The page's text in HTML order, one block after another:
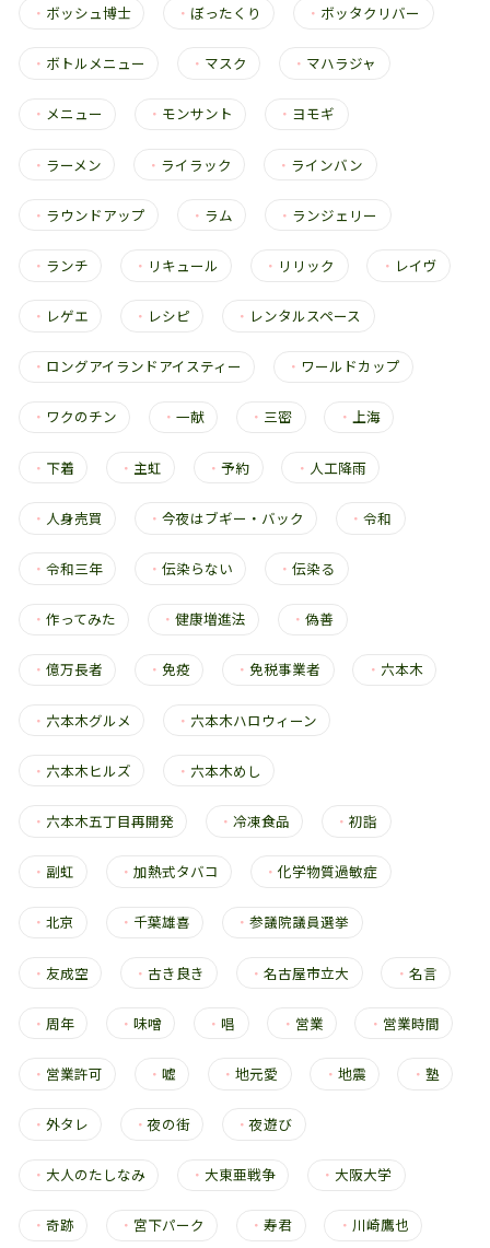
・ ボッシュ博士 ・ ぼったくり ・ ボッタクリバー
・ ボトルメニュー ・ マスク ・ マハラジャ
・ メニュー ・ モンサント ・ ヨモギ
・ ラーメン ・ ライラック ・ ラインバン
・ ラウンドアップ ・ ラム ・ ランジェリー
・ ランチ ・ リキュール ・ リリック ・ レイヴ
・ レゲエ ・ レシピ ・ レンタルスペース
・ ロングアイランドアイスティー ・ ワールドカップ
・ ワクのチン ・一献 ・ 三密 ・ 上海
・ 下着 ・ 主虹 ・予約 ・ 人工降雨
・ 人身売買 ・今夜はブギー・バック ・令和
・ 令和三年 ・伝染らない ・伝染る
・ 作ってみた ・健康増進法 ・偽善
・ 億万長者 ・免疫 ・免税事業者 ・ 六本木
・ 六本木グルメ ・ 六本木ハロウィーン
・ 六本木ヒルズ ・ 六本木めし
・ 六本木五丁目再開発 ・冷凍食品 ・初詣
・ 副虹 ・加熱式タバコ ・化学物質過敏症
・ 北京 ・千葉雄喜 ・参議院議員選挙
・ 友成空 ・古き良き ・名古屋市立大 ・ 名言
・ 周年 ・味噌 ・唱 ・ 営業 ・ 営業時間
・ 営業許可 ・嘘 ・地元愛 ・ 地震 ・ 塾
・ 外タレ ・夜の街 ・夜遊び
・ 大人のたしなみ ・ 大東亜戦争 ・ 大阪大学
・ 奇跡 ・ 宮下パーク ・寿君 ・ 川崎鷹也